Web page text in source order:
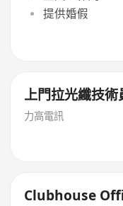
提供婚假
上門拉光纖技術
力高電訊
Clubhouse